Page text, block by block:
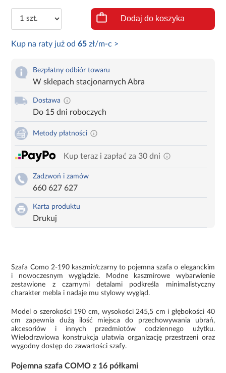
Dodaj do koszyka
Kup na raty już od65 zł/m-c >
Bezpłatny odbiór towaru
W sklepach stacjonarnych Abra
Dostawa
Do 15 dni roboczych
Metody płatności
Kup teraz i zapłać za 30 dni
Zadzwoń i zamów
660 627 627
Karta produktu
Drukuj
Szafa Como 2-190 kaszmir/czarny to pojemna szafa o eleganckim
i nowoczesnym wyglądzie. Modne kaszmirowe wybarwienie
zestawione z czarnymi detalami podkreśla minimalistyczny
charakter mebla i nadaje mu stylowy wygląd.
Model o szerokości 190 cm, wysokości 245,5 cm i głębokości 40
cm zapewnia dużą ilość miejsca do przechowywania ubrań,
akcesoriów i innych przedmiotów codziennego użytku.
Wielodrzwiowa konstrukcja ułatwia organizację przestrzeni oraz
wygodny dostęp do zawartości szafy.
Pojemna szafa COMO z 16 półkami